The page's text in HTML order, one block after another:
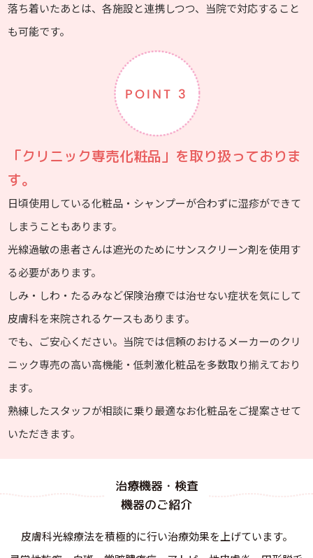
落ち着いたあとは、各施設と連携しつつ、当院で対応すること
も可能です。
POINT 3
「クリニック専売化粧品」を取り扱っておりま
す。
日頃使用している化粧品・シャンプーが合わずに湿疹ができて
しまうこともあります。
光線過敏の患者さんは遮光のためにサンスクリーン剤を使用す
る必要があります。
しみ・しわ・たるみなど保険治療では治せない症状を気にして
皮膚科を来院されるケースもあります。
でも、ご安心ください。当院では信頼のおけるメーカーのクリ
ニック専売の高い高機能・低刺激化粧品を多数取り揃えており
ます。
熟練したスタッフが相談に乗り最適なお化粧品をご提案させて
いただきます。
治療機器・検査
機器のご紹介
皮膚科光線療法を積極的に行い治療効果を上げています。